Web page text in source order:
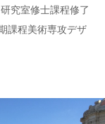
究室修士課程修了
課程美術専攻デザ